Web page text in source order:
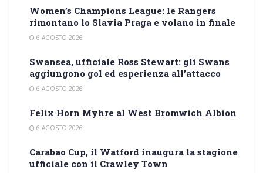
Women’s Champions League: le Rangers
rimontano lo Slavia Praga e volano in finale
6 AGOSTO 2026
Swansea, ufficiale Ross Stewart: gli Swans
aggiungono gol ed esperienza all’attacco
6 AGOSTO 2026
Felix Horn Myhre al West Bromwich Albion
6 AGOSTO 2026
Carabao Cup, il Watford inaugura la stagione
ufficiale con il Crawley Town